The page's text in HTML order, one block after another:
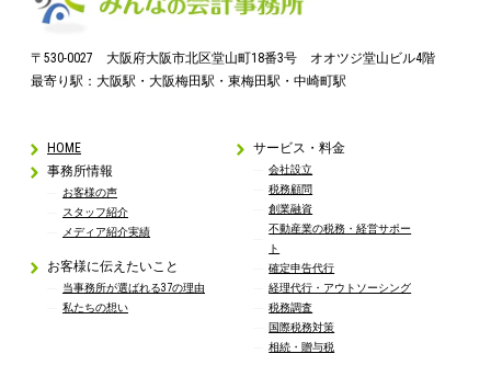
〒530-0027 大阪府大阪市北区堂山町18番3号 オオツジ堂山ビル4階
最寄り駅：大阪駅・大阪梅田駅・東梅田駅・中崎町駅
HOME
事務所情報
お客様の声
スタッフ紹介
メディア紹介実績
お客様に伝えたいこと
当事務所が選ばれる37の理由
私たちの想い
サービス・料金
会社設立
税務顧問
創業融資
不動産業の税務・経営サポー
ト
確定申告代行
経理代行・アウトソーシング
税務調査
国際税務対策
相続・贈与税